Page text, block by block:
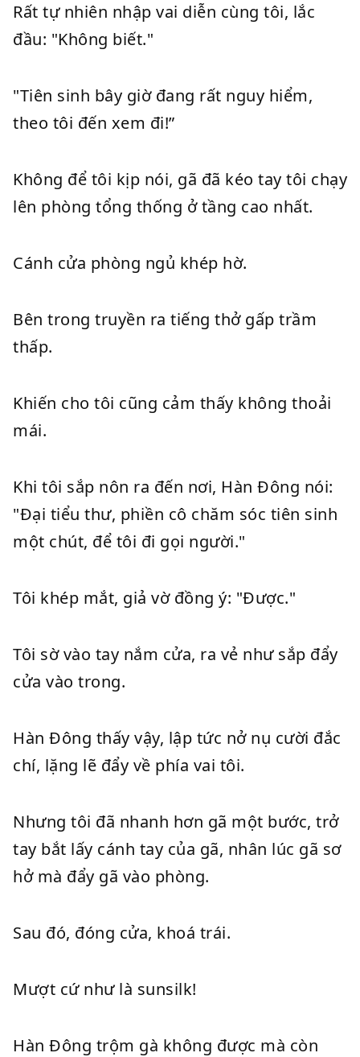
Rất tự nhiên nhập vai diễn cùng tôi, lắc
đầu: "Không biết."
"Tiên sinh bây giờ đang rất nguy hiểm,
theo tôi đến xem đi!”
Không để tôi kịp nói, gã đã kéo tay tôi chạy
lên phòng tổng thống ở tầng cao nhất.
Cánh cửa phòng ngủ khép hờ.
Bên trong truyền ra tiếng thở gấp trầm
thấp.
Khiến cho tôi cũng cảm thấy không thoải
mái.
Khi tôi sắp nôn ra đến nơi, Hàn Đông nói:
"Đại tiểu thư, phiền cô chăm sóc tiên sinh
một chút, để tôi đi gọi người."
Tôi khép mắt, giả vờ đồng ý: "Được."
Tôi sờ vào tay nắm cửa, ra vẻ như sắp đẩy
cửa vào trong.
Hàn Đông thấy vậy, lập tức nở nụ cười đắc
chí, lặng lẽ đẩy về phía vai tôi.
Nhưng tôi đã nhanh hơn gã một bước, trở
tay bắt lấy cánh tay của gã, nhân lúc gã sơ
hở mà đẩy gã vào phòng.
Sau đó, đóng cửa, khoá trái.
Mượt cứ như là sunsilk!
Hàn Đông trộm gà không được mà còn